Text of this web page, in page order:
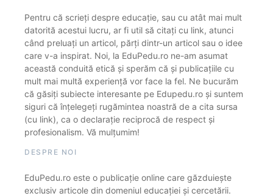
Pentru că scrieți despre educație, sau cu atât mai mult
datorită acestui lucru, ar fi util să citați cu link, atunci
când preluați un articol, părți dintr-un articol sau o idee
care v-a inspirat. Noi, la EduPedu.ro ne-am asumat
această conduită etică și sperăm că și publicațiile cu
mult mai multă experiență vor face la fel. Ne bucurăm
că găsiți subiecte interesante pe Edupedu.ro și suntem
siguri că înțelegeți rugămintea noastră de a cita sursa
(cu link), ca o declarație reciprocă de respect și
profesionalism. Vă mulțumim!
DESPRE NOI
EduPedu.ro este o publicație online care găzduiește
exclusiv articole din domeniul educației și cercetării.